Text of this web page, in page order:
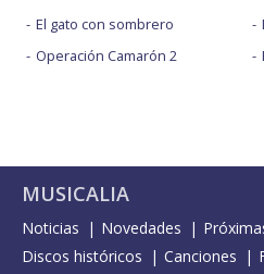
El gato con sombrero
Operación Camarón 2
MUSICALIA
Noticias Novedades
Discos históricos
Canciones